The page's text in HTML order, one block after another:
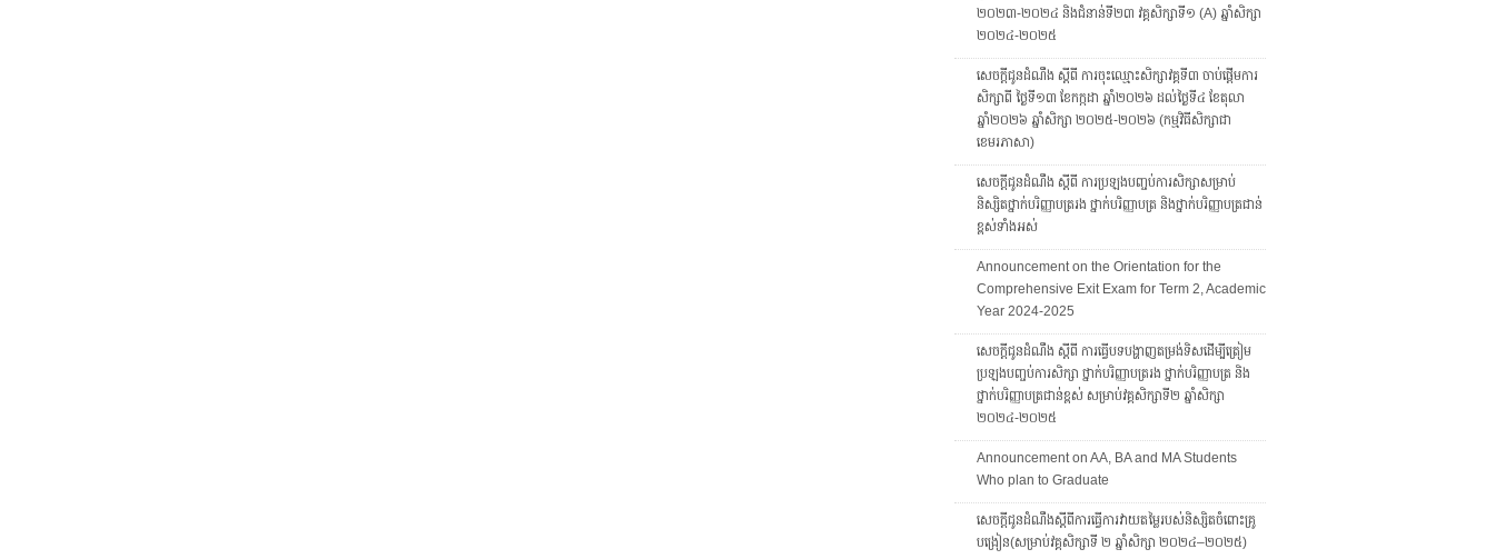
២០២៣-២០២៤ និងជំនាន់ទី២៣ វគ្គសិក្សាទី១ (A) ឆ្នាំសិក្សា
២០២៤-២០២៥
សេចក្តីជូនដំណឹង ស្តីពី ការចុះឈ្មោះសិក្សាវគ្គទី៣ ចាប់ផ្តើមការ
សិក្សាពី ថ្ងៃទី១៣ ខែកក្កដា ឆ្នាំ២០២៦ ដល់ថ្ងៃទី៤ ខែតុលា
ឆ្នាំ២០២៦ ឆ្នាំសិក្សា ២០២៥-២០២៦ (កម្មវិធីសិក្សាជា
ខេមរភាសា)
សេចក្តីជូនដំណឹង ស្តីពី ការប្រឡងបញ្ចប់ការសិក្សាសម្រាប់
និស្សិតថ្នាក់បរិញ្ញាបត្ររង ថ្នាក់បរិញ្ញាបត្រ និងថ្នាក់បរិញ្ញាបត្រជាន់
ខ្ពស់ទាំងអស់
Announcement on the Orientation for the
Comprehensive Exit Exam for Term 2, Academic
Year 2024-2025
សេចក្តីជូនដំណឹង ស្តីពី ការធ្វើបទបង្ហាញតម្រង់ទិសដើម្បីត្រៀម
ប្រឡងបញ្ចប់ការសិក្សា ថ្នាក់បរិញ្ញាបត្ររង ថ្នាក់បរិញ្ញាបត្រ និង
ថ្នាក់បរិញ្ញាបត្រជាន់ខ្ពស់ សម្រាប់វគ្គសិក្សាទី២ ឆ្នាំសិក្សា
២០២៤-២០២៥
Announcement on AA, BA and MA Students
Who plan to Graduate
សេចក្តីជូនដំណឹងស្តីពីការធ្វើការវាយតម្លៃរបស់និស្សិតចំពោះគ្រូ
បង្រៀន(សម្រាប់វគ្គសិក្សាទី ២ ឆ្នាំសិក្សា ២០២៤–២០២៥)